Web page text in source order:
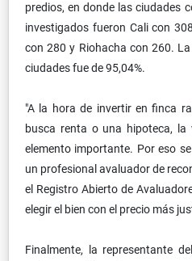
predios, en donde las ciudades
investigados fueron Cali con
con 280 y Riohacha con 260.
ciudades fue de 95,04%.
"A la hora de invertir en finca
busca renta o una hipoteca, la
elemento importante. Por eso
un profesional avaluador de
el Registro Abierto de
elegir el bien con el precio más
Finalmente, la representante